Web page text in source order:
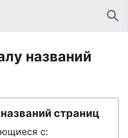
названий
страниц
с: